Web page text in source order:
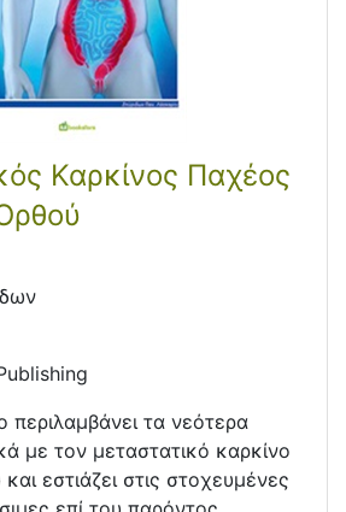
Καρκίνος Παχέος
περιλαμβάνει τα νεότερα
με τον μεταστατικό καρκίνο
εστιάζει στις στοχευμένες